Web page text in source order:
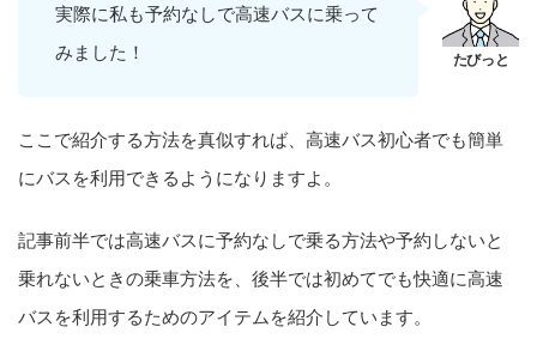
実際に私も予約なしで高速バスに乗って
みました！
ここで紹介する方法を真似すれば、高速バス初心者でも簡単
にバスを利用できるようになりますよ。
記事前半では高速バスに予約なしで乗る方法や予約しないと
乗れないときの乗車方法を、後半では初めてでも快適に高速
バスを利用するためのアイテムを紹介しています。